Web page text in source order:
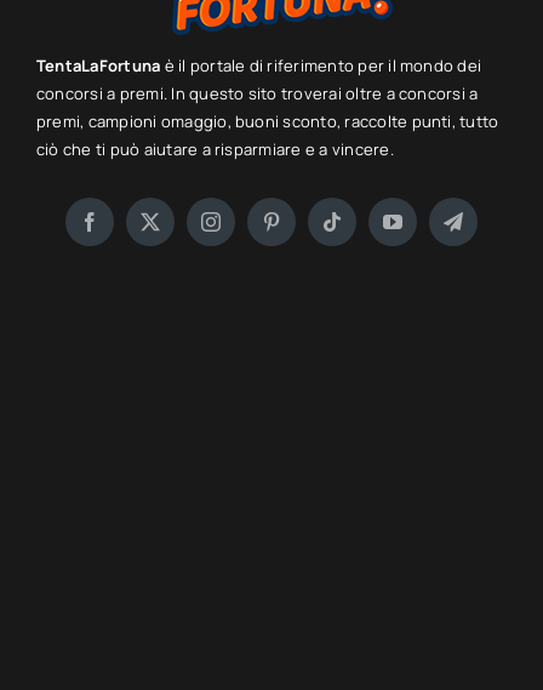
TentaLaFortuna è il portale di riferimento per il mondo dei
concorsi a premi. In questo sito troverai oltre a concorsi a
premi, campioni omaggio, buoni sconto, raccolte punti, tutto
ciò che ti può aiutare a risparmiare e a vincere.